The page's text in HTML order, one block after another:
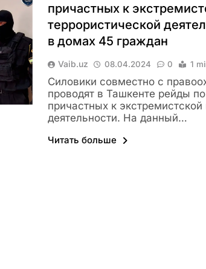
причастных к
террористической
в домах 45 граждан
Vaib.uz 08.04.2024 0 1
Силовики совместно с
проводят в Ташкенте рейды
причастных к экстремистской
деятельности. На данный…
Читать больше